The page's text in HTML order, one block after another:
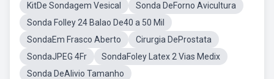
KitDe Sondagem Vesical
Sonda DeForno Avicultura
Sonda Folley 24 Balao De40 a 50 Mil
SondaEm Frasco Aberto
Cirurgia DeProstata
SondaJPEG 4Fr
SondaFoley Latex 2 Vias Medix
Sonda DeAlivio Tamanho